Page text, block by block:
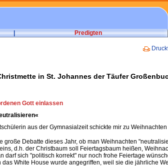
| Predigten
in St. Johannes der Täufer
Gott einlassen
aus der Gymnasialzeit schickte mir zu
große Debatte dieses Jahr, ob man Weihnachten
d.h. der Christbaum soll Feiertagsbaum heißen,
darf sich "politisch korrekt" nur noch frohe Feiertage
das White House wurde angegriffen, weil sie die jährliche